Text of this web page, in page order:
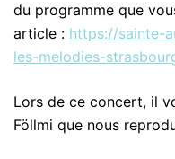
du programme que
article : https://sainte-
les-melodies-
Lors de ce concert, il
Föllmi que nous